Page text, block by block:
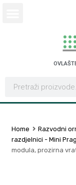
Home Razvodni
razdjelnici - Mini
modula, prozirna